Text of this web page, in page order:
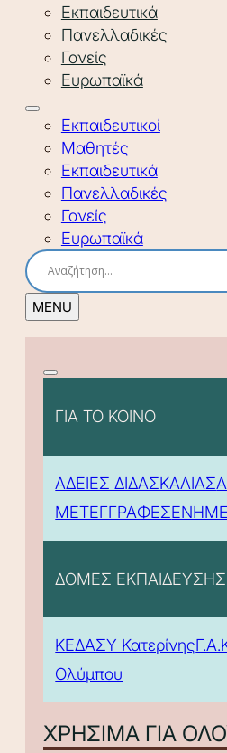
Εκπαιδευτικά
Πανελλαδικές
Γονείς
Ευρωπαϊκά
Εκπαιδευτικοί
Μαθητές
Εκπαιδευτικά
Πανελλαδικές
Γονείς
Ευρωπαϊκά
ΓΙΑ ΤΟ ΚΟΙΝΟ
ΑΔΕΙΕΣ ΔΙΔΑΣΚΑΛΙΑΣ
ΜΕΤΕΓΓΡΑΦΕΣ
ΔΟΜΕΣ ΕΚΠΑΙΔΕΥΣΗΣ
ΚΕΔΑΣΥ Κατερίνης
Ολύμπου
ΧΡΗΣΙΜΑ ΓΙΑ